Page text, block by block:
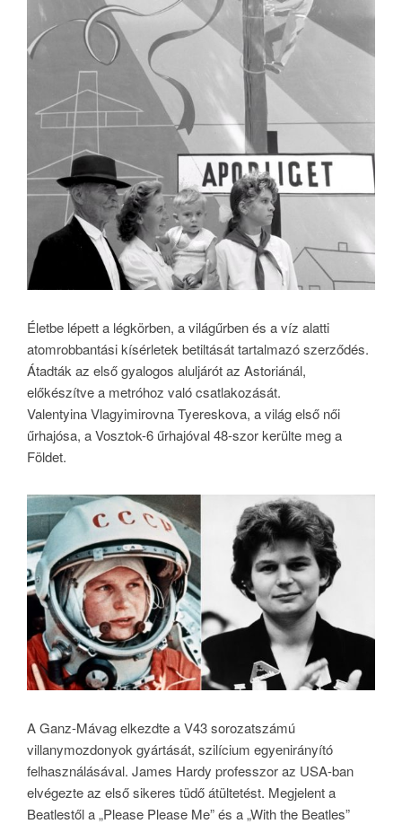
Életbe lépett a légkörben, a világűrben és a víz alatti
atomrobbantási kísérletek betiltását tartalmazó szerződés.
Átadták az első gyalogos aluljárót az Astoriánál,
előkészítve a metróhoz való csatlakozását.
Valentyina Vlagyimirovna Tyereskova, a világ első női
űrhajósa, a Vosztok-6 űrhajóval 48-szor kerülte meg a
Földet.
A Ganz-Mávag elkezdte a V43 sorozatszámú
villanymozdonyok gyártását, szilícium egyenirányító
felhasználásával. James Hardy professzor az USA-ban
elvégezte az első sikeres tüdő átültetést. Megjelent a
Beatlestől a „Please Please Me” és a „With the Beatles”